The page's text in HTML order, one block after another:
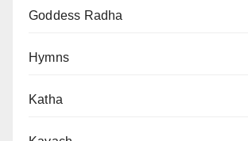
Goddess Radha
Hymns
Katha